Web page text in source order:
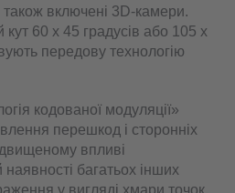
включені 3D-камери.
60 x 45 градусів або 105 x
передову технологію
кодованої модуляції»
перешкод і сторонніх
впливі
багатьох інших
у вигляді хмари точок,